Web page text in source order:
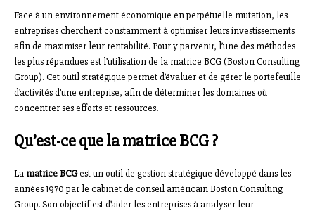
Face à un environnement économique en perpétuelle mutation, les
entreprises cherchent constamment à optimiser leurs investissements
afin de maximiser leur rentabilité. Pour y parvenir, l’une des méthodes
les plus répandues est l’utilisation de la matrice BCG (Boston Consulting
Group). Cet outil stratégique permet d’évaluer et de gérer le portefeuille
d’activités d’une entreprise, afin de déterminer les domaines où
concentrer ses efforts et ressources.
Qu’est-ce que la matrice BCG ?
La matrice BCGest un outil de gestion stratégique développé dans les
années 1970 par le cabinet de conseil américain Boston Consulting
Group. Son objectif est d’aider les entreprises à analyser leur